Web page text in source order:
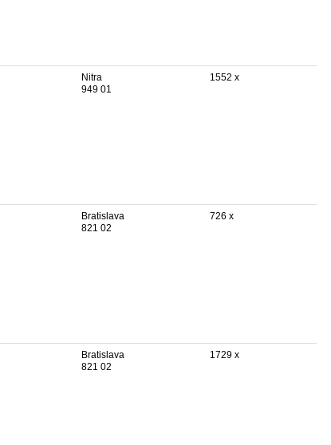
Nitra
949 01
1552 x
Bratislava
821 02
726 x
Bratislava
821 02
1729 x